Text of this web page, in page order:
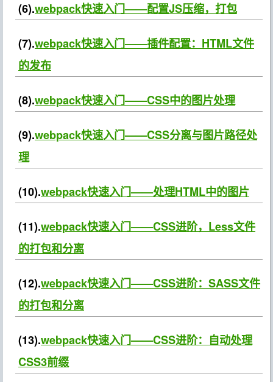
(6).webpack快速入门——配置JS压缩，打包
(7).webpack快速入门——插件配置：HTML文件
的发布
(8).webpack快速入门——CSS中的图片处理
(9).webpack快速入门——CSS分离与图片路径处
理
(10).webpack快速入门——处理HTML中的图片
(11).webpack快速入门——CSS进阶，Less文件
的打包和分离
(12).webpack快速入门——CSS进阶：SASS文件
的打包和分离
(13).webpack快速入门——CSS进阶：自动处理
CSS3前缀